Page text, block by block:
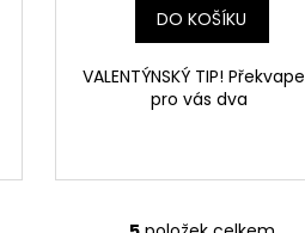
DO KOŠÍKU
VALENTÝNSKÝ TIP!
pro vás dva